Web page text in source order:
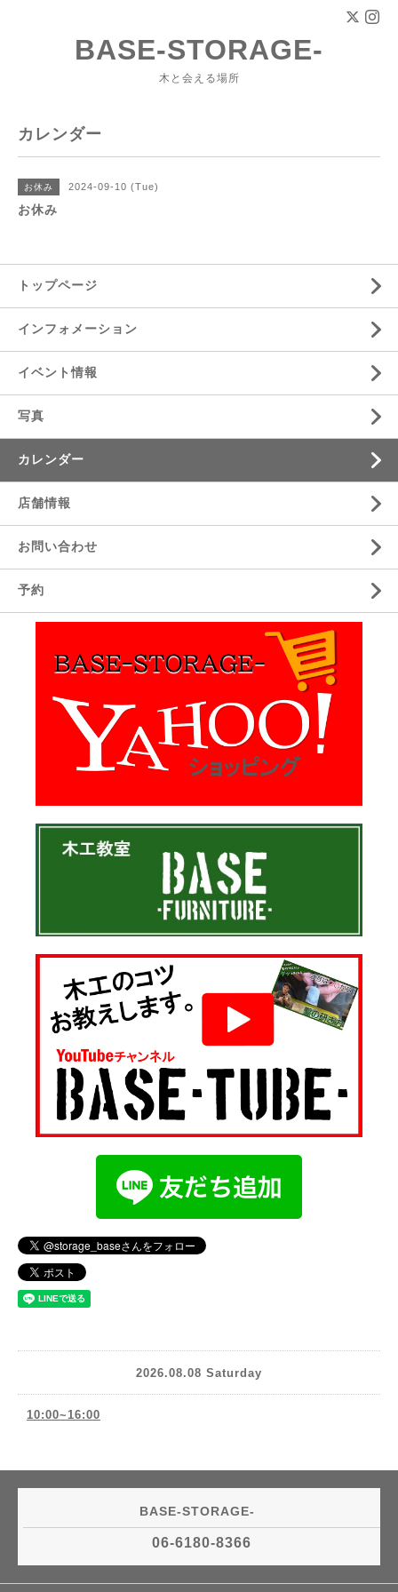
BASE-STORAGE-
木と会える場所
カレンダー
お休み 2024-09-10 (Tue)
お休み
トップページ
インフォメーション
イベント情報
写真
カレンダー
店舗情報
お問い合わせ
予約
2026.08.08 Saturday
10:00~16:00
BASE-STORAGE-
06-6180-8366